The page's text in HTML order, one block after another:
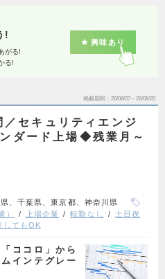
!
がる!
る!
興味あり
掲載期間 26/08/07～26/08/20
セキュリティエンジ
ード上場◆残業月～
、千葉県、東京都、神奈川県
）
上場企業 転勤なし
土日祝
してもOK
ココロ」から
インテグレー